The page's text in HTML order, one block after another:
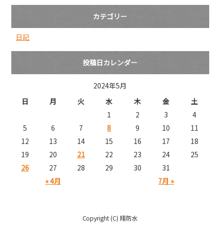
カテゴリー
日記
投稿日カレンダー
2024年5月
日
月 火 水 木 金 土
« 4月 7月 »
1 2 3
4
5
6 7 8 9 10
11
12
13 14 15 16 17
18
19
20 21 22 23 24
25
26
27 28 29 30 31
Copyright (C) 翔防水